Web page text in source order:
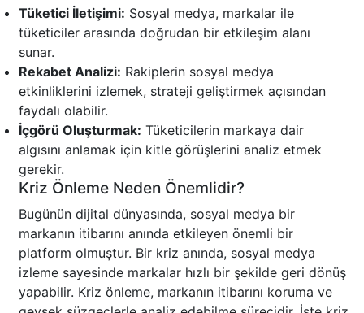
Tüketici İletişimi: Sosyal medya, markalar ile
tüketiciler arasında doğrudan bir etkileşim alanı
sunar.
Rekabet Analizi: Rakiplerin sosyal medya
etkinliklerini izlemek, strateji geliştirmek açısından
faydalı olabilir.
İçgörü Oluşturmak: Tüketicilerin markaya dair
algısını anlamak için kitle görüşlerini analiz etmek
gerekir.
Kriz Önleme Neden Önemlidir?
Bugünün dijital dünyasında, sosyal medya bir
markanın itibarını anında etkileyen önemli bir
platform olmuştur. Bir kriz anında, sosyal medya
izleme sayesinde markalar hızlı bir şekilde geri dönüş
yapabilir. Kriz önleme, markanın itibarını koruma ve